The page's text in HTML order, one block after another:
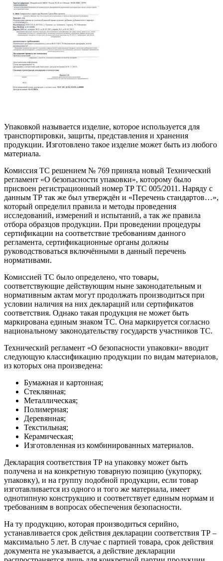
Упаковкой называется изделие, которое используется для
транспортировки, защиты, представления и хранения
продукции. Изготовлено такое изделие может быть из любого
материала.
Комиссия ТС решением № 769 приняла новый Технический
регламент «О безопасности упаковки», которому было
присвоен регистрационный номер ТР ТС 005/2011. Наряду с
данным ТР так же был утверждён и «Перечень стандартов…»,
который определил правила и методы проведения
исследований, измерений и испытаний, а так же правила
отбора образцов продукции. При проведении процедуры
сертификации на соответствие требованиям данного
регламента, сертификационные органы должны
руководствоваться включёнными в данный перечень
нормативами.
Комиссией ТС было определено, что товары,
соответствующие действующим ныне законодательным и
нормативным актам могут продолжать производиться при
условии наличия на них деклараций или сертификатов
соответствия. Однако такая продукция не может быть
маркирована единым знаком ТС. Она маркируется согласно
национальному законодательству государств участников ТС.
Технический регламент «О безопасности упаковки» вводит
следующую классификацию продукции по видам материалов,
из которых она произведена:
Бумажная и картонная;
Стеклянная;
Металлическая;
Полимерная;
Деревянная;
Текстильная;
Керамическая;
Изготовленная из комбинированных материалов.
Декларация соответствия ТР на упаковку может быть
получена и на конкретную товарную позицию (укупорку,
упаковку), и на группу подобной продукции, если товар
изготавливается из одного и того же материала, имеет
однотипную конструкцию и соответствует единым нормам и
требованиям в вопросах обеспечения безопасности.
На ту продукцию, которая производиться серийно,
устанавливается срок действия декларации соответствия ТР –
максимально 5 лет. В случае с партией товара, срок действия
документа не указывается, а действие декларации